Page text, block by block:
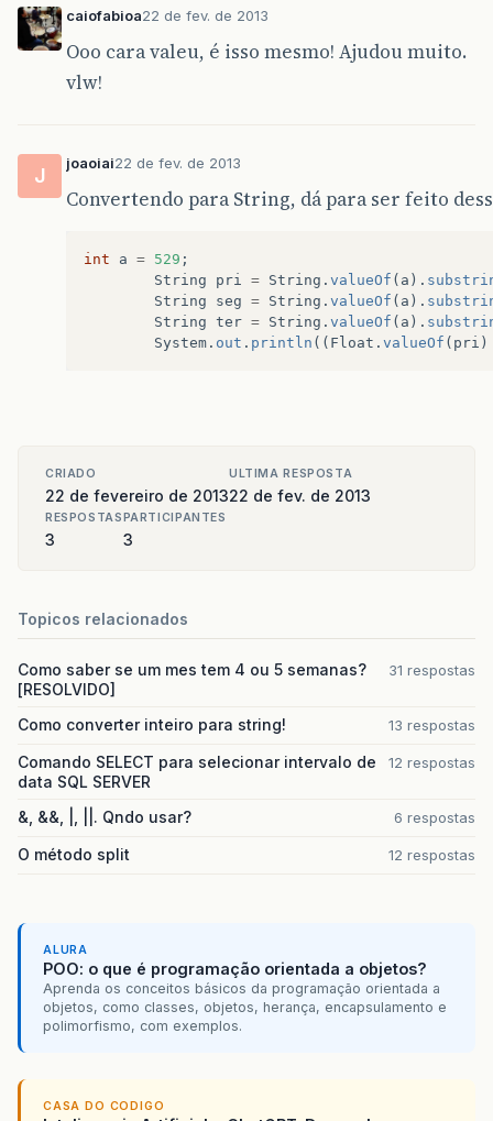
caiofabioa22 de fev. de 2013
Ooo cara valeu, é isso mesmo! Ajudou muito.
vlw!
J
joaoiai22 de fev. de 2013
Convertendo para String, dá para ser feito
int a = 529 ;
String
pri = String . valueOf ( a ).
String
seg = String . valueOf ( a ).
String ter = String . valueOf ( a ).
System . out . println (( Float . valueOf ( pri )
CRIADO
22 de fevereiro de 2013
ULTIMA RESPOSTA
22 de fev. de 2013
RESPOSTAS
3
PARTICIPANTES
3
Topicos relacionados
Como saber se um mes tem 4 ou 5 semanas?
[RESOLVIDO]
31 respostas
Como converter inteiro para string! 13 respostas
Comando SELECT para selecionar intervalo de
data SQL SERVER
12 respostas
&, &&, |, ||. Qndo usar? 6 respostas
O método split 12 respostas
ALURA
POO: o que é programação orientada a objetos?
Aprenda os conceitos básicos da programação orientada a
objetos, como classes, objetos, herança, encapsulamento e
polimorfismo, com exemplos.
CASA DO CODIGO